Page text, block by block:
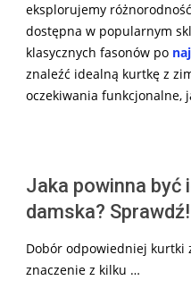
eksplorujemy
dostępna w popularnym
klasycznych fasonów po
znaleźć idealną kurtkę z
oczekiwania funkcjonalne,
Jaka powinna być
damska? Sprawdź!
Dobór odpowiedniej
znaczenie z kilku …